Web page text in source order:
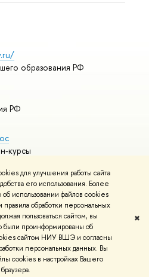
для улучшения работы сайта
его использования. Более
использовании файлов cookies
правила обработки персональных
пользоваться сайтом, вы
были проинформированы об
сайтом НИУ ВШЭ и согласны
персональных данных. Вы
cookies в настройках Вашего
браузера.
✖
образования РФ
РФ
курсы
и контакты
технологий в НИУ ВШЭ